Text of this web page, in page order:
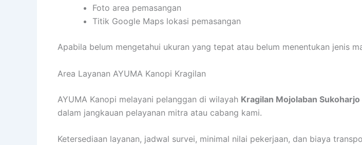
Foto area pemasangan
Titik Google Maps lokasi pemasangan
Apabila belum mengetahui ukuran yang tepat atau belum menentukan jenis
Area Layanan AYUMA Kanopi Kragilan
AYUMA Kanopi melayani pelanggan di wilayah Kragilan Mojolaban
dalam jangkauan pelayanan mitra atau cabang kami.
Ketersediaan layanan, jadwal survei, minimal nilai pekerjaan, dan biaya